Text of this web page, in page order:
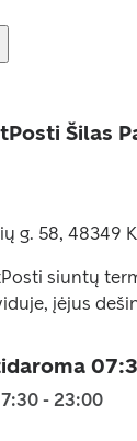
Šilas
g. 58, 48349
siuntų
įėjus
- 23:00